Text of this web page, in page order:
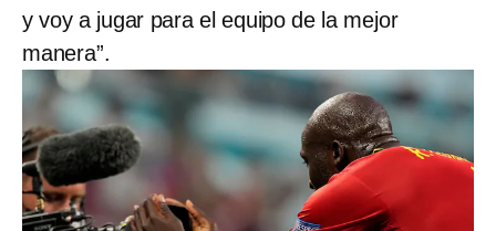
y voy a jugar para el equipo de la mejor
manera”.